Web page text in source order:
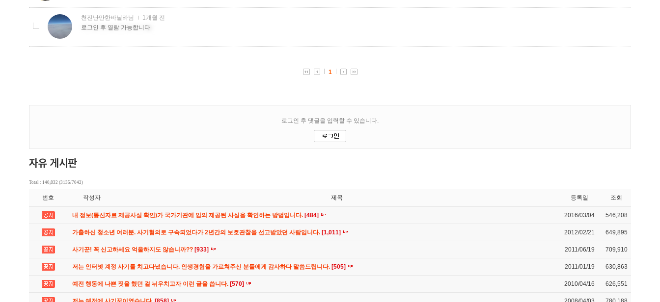
Total : 140,832 (3135/7042)
번호 작성자 제목 등록일 조회
내 정보(통신자료 제공사실 확인)가 국가기관에 임의 제공된 사실을 확인하는 방법입니다. [484] 2016/03/04 546,208
가출하신 청소년 여러분. 사기혐의로 구속되었다가 2년간의 보호관찰을 선고받았던 사람입니다. [1,011] 2012/02/21 649,895
사기꾼! 꼭 신고하세요 억울하지도 않습니까?? [933] 2011/06/19 709,910
저는 인터넷 계정 사기를 치고다녔습니다. 인생경험을 가르쳐주신 분들에게 감사하다 말씀드립니다. [505] 2011/01/19 630,863
예전 행동에 나쁜 짓을 했던 걸 뉘우치고자 이런 글을 씁니다. [570] 2010/04/16 626,551